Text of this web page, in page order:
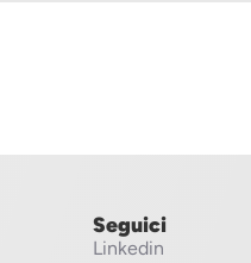
Seguici
Linkedin